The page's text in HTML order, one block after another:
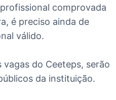
comprovada
é preciso ainda de
válido.
do Ceeteps, serão
da instituição.